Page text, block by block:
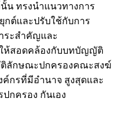
น ทรงนำแนวทางการ
กต์และปรับใช้กับการ
ระสำคัญและ
ห้สอดคล้องกับบทบัญญัติ
ลักษณะปกครองคณะสงฆ์
ค์กรที่มีอำนาจ สูงสุดและ
กครอง กันเอง